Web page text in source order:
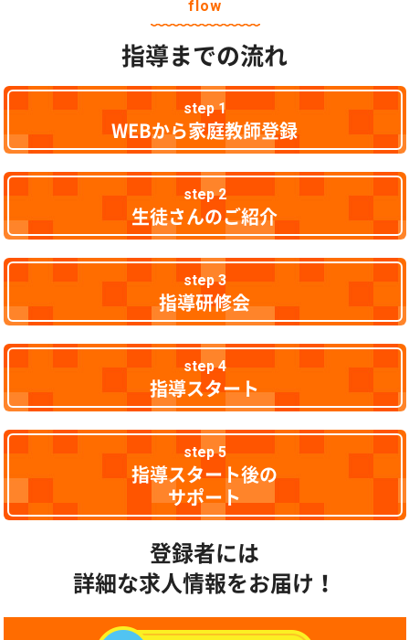
flow
指導までの流れ
step 1
WEBから家庭教師登録
step 2
生徒さんのご紹介
step 3
指導研修会
step 4
指導スタート
step 5
指導スタート後の
サポート
登録者には
詳細な求人情報をお届け！